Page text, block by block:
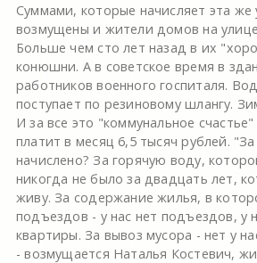
Суммами, которые начисляет эта
возмущены и жители домов на
Больше чем сто лет назад в их
конюшни. А в советское время в
работников военного госпиталя.
поступает по резиновому шлангу.
И за все это "коммунальное
платит в месяц 6,5 тысяч рублей.
начислено? За горячую воду,
никогда не было за двадцать лет,
живу. За содержание жилья, в
подъездов - у нас нет подъездов, у
квартиры. За вывоз мусора - нет у
- возмущается Наталья Костевич,